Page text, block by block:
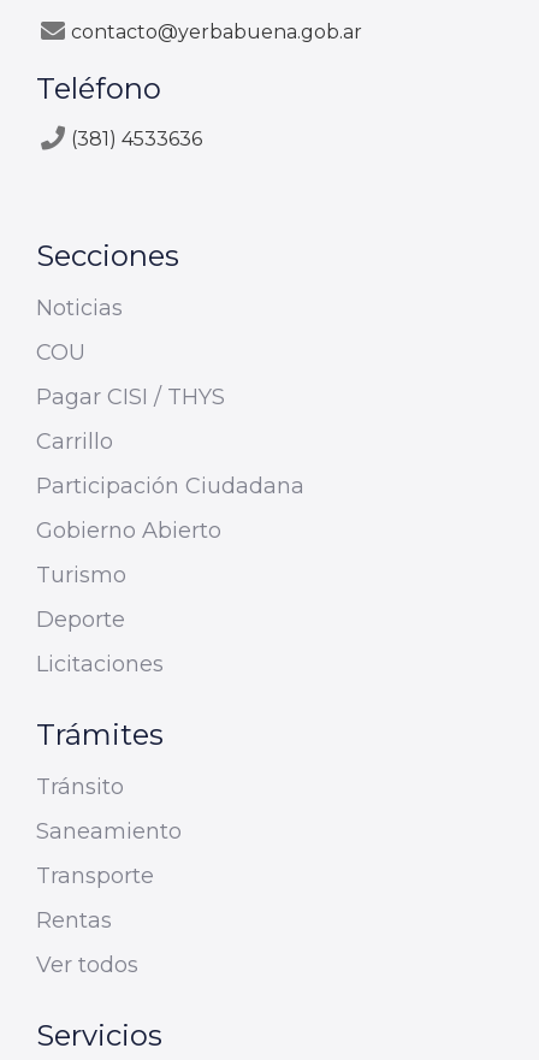
contacto@yerbabuena.gob.ar
Teléfono
(381) 4533636
Secciones
Noticias
COU
Pagar CISI / THYS
Carrillo
Participación Ciudadana
Gobierno Abierto
Turismo
Deporte
Licitaciones
Trámites
Tránsito
Saneamiento
Transporte
Rentas
Ver todos
Servicios